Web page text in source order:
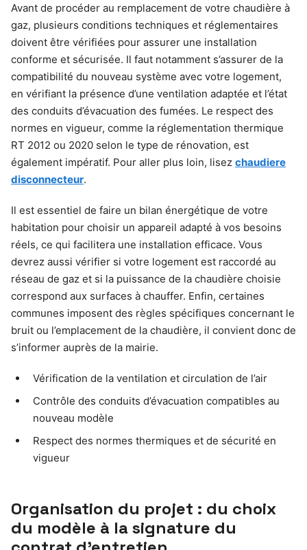
Avant de procéder au remplacement de votre chaudière à
gaz, plusieurs conditions techniques et réglementaires
doivent être vérifiées pour assurer une installation
conforme et sécurisée. Il faut notamment s’assurer de la
compatibilité du nouveau système avec votre logement,
en vérifiant la présence d’une ventilation adaptée et l’état
des conduits d’évacuation des fumées. Le respect des
normes en vigueur, comme la réglementation thermique
RT 2012 ou 2020 selon le type de rénovation, est
également impératif. Pour aller plus loin, lisez chaudiere
disconnecteur.
Il est essentiel de faire un bilan énergétique de votre
habitation pour choisir un appareil adapté à vos besoins
réels, ce qui facilitera une installation efficace. Vous
devrez aussi vérifier si votre logement est raccordé au
réseau de gaz et si la puissance de la chaudière choisie
correspond aux surfaces à chauffer. Enfin, certaines
communes imposent des règles spécifiques concernant le
bruit ou l’emplacement de la chaudière, il convient donc de
s’informer auprès de la mairie.
Vérification de la ventilation et circulation de l’air
Contrôle des conduits d’évacuation compatibles au
nouveau modèle
Respect des normes thermiques et de sécurité en
vigueur
Organisation du projet : du choix
du modèle à la signature du